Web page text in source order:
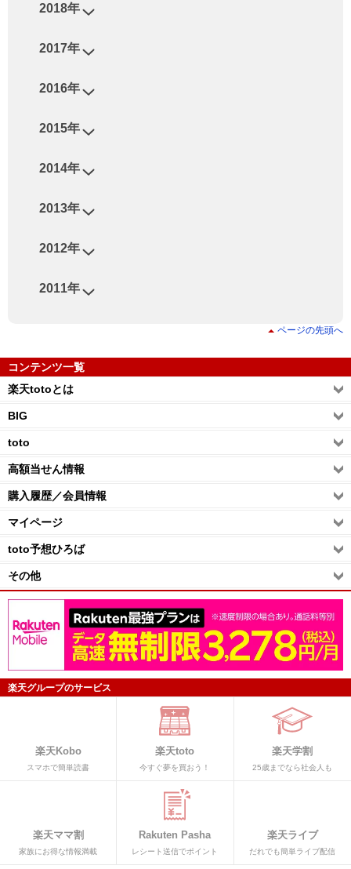
2011年
2012年
2013年
2014年
2015年
2016年
2017年
2018年
ページの先頭へ
コンテンツ一覧
楽天totoとは
BIG
toto
高額当せん情報
購入履歴／会員情報
マイページ
toto予想ひろば
その他
楽天グループのサービス
楽天Kobo
スマホで簡単読書
楽天toto
今すぐ夢を買おう！
楽天学割
25歳までなら社会人も
楽天ママ割
家族にお得な情報満載
Rakuten Pasha
レシート送信でポイント
楽天ライブ
だれでも簡単ライブ配信